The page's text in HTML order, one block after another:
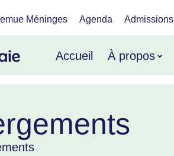
Méninges Agenda Admissions
Accueil À propos